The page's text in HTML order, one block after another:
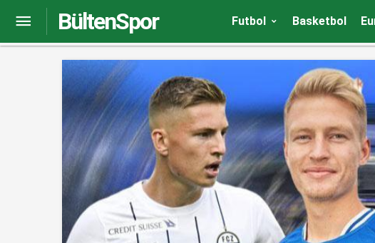
BültenSpor Futbol Basketbol
Galatasaray’da Dries Mertens ekstra çalışacak